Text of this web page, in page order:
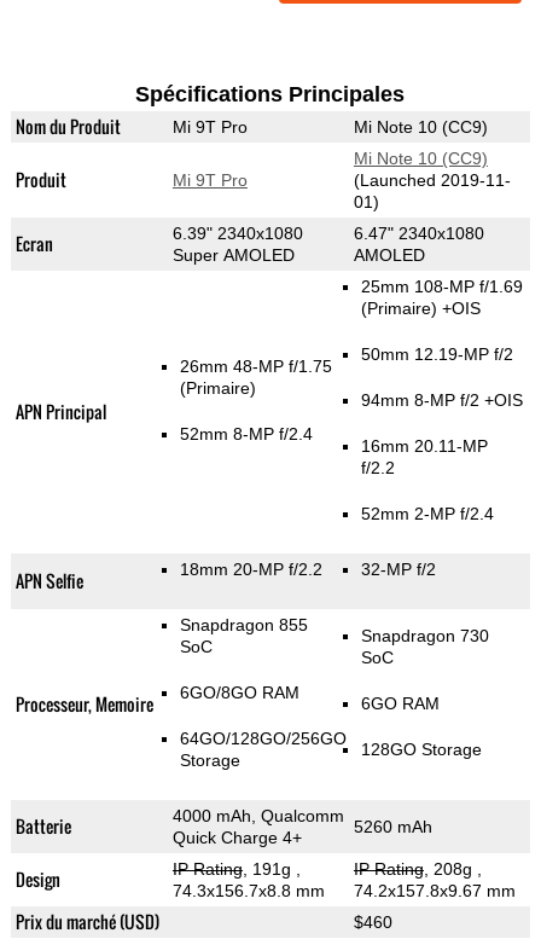
Spécifications Principales
Nom du Produit Mi 9T Pro Mi Note 10 (CC9)
Produit Mi 9T Pro
Mi Note 10 (CC9)
(Launched 2019-11-
01)
Ecran
6.39" 2340x1080
Super AMOLED
6.47" 2340x1080
AMOLED
APN Principal
26mm 48-MP f/1.75
(Primaire)
52mm 8-MP f/2.4
25mm 108-MP f/1.69
(Primaire) +OIS
50mm 12.19-MP f/2
94mm 8-MP f/2 +OIS
16mm 20.11-MP
f/2.2
52mm 2-MP f/2.4
APN Selfie 18mm 20-MP f/2.2 32-MP f/2
Processeur, Memoire
Snapdragon 855
SoC
6GO/8GO RAM
64GO/128GO/256GO
Storage
Snapdragon 730
SoC
6GO RAM
128GO Storage
Batterie
4000 mAh, Qualcomm
Quick Charge 4+
5260 mAh
Design IP Rating, 191g
74.3x156.7x8.8 mm
IP Rating, 208g
74.2x157.8x9.67 mm
Prix du marché (USD) $460